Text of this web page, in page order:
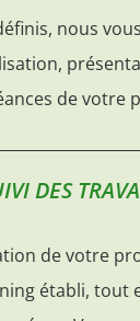
nous
de votre
DES
de votre
établi, tout